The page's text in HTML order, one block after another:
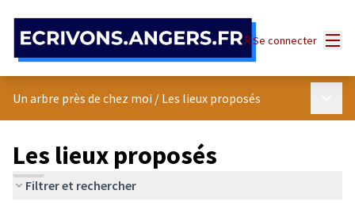
Se connecter
Un arbre près de chez moi / Les lieux proposés
Les lieux proposés
Filtrer et rechercher